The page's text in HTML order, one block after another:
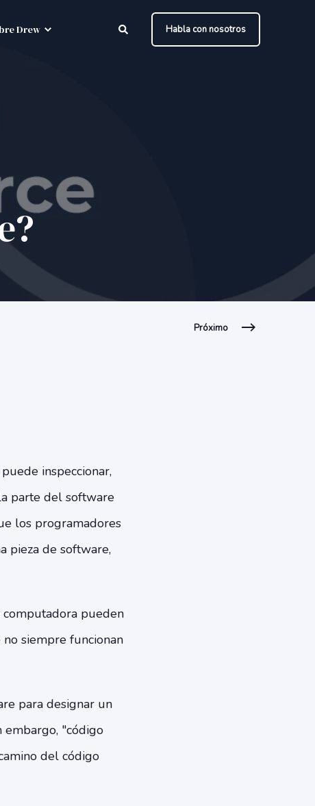
Drew Habla con nosotros
Próximo
inspeccionar,
parte del software
los programadores
pieza de software,
pueden
siempre funcionan
para designar un
embargo, "código
del código